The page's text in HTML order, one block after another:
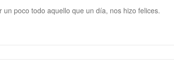
un poco todo aquello que un día, nos hizo felices.